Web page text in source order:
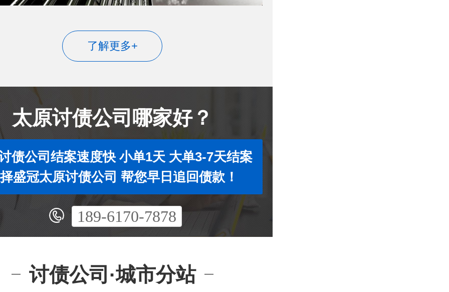
了解更多+
太原讨债公司哪家好？
债公司结案速度快 小单1天 大单3-7天结案
盛冠太原讨债公司 帮您早日追回债款！
189-6170-7878
讨债公司·城市分站